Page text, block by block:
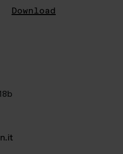
Download